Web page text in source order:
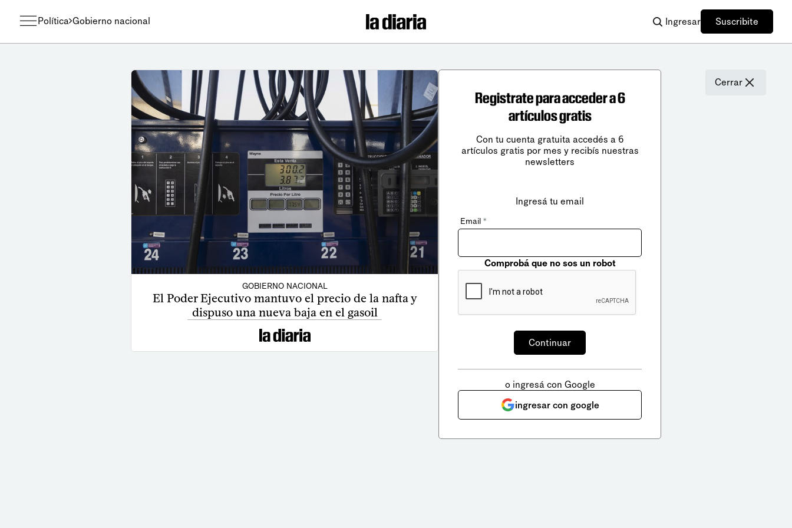
Política Gobierno nacional Ingresar Suscribite
GOBIERNO NACIONAL
El Poder Ejecutivo mantuvo el precio de la nafta y
dispuso una nueva baja en el gasoil
Cerrar
Registrate para acceder a 6
artículos gratis
Con tu cuenta gratuita accedés a 6
artículos gratis por mes y recibís nuestras
newsletters
Ingresá tu email
Email *
Comprobá que no sos un robot
o ingresá con Google
ingresar con google